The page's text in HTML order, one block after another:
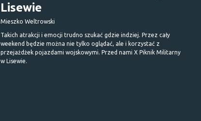
Lisewie
Mieszko Weltrowski
Takich atrakcji i emocji trudno szukać gdzie indziej. Przez cały
weekend będzie można nie tylko oglądać, ale i korzystać z
przejażdżek pojazdami wojskowymi. Przed nami X Piknik Militarny
w Lisewie.